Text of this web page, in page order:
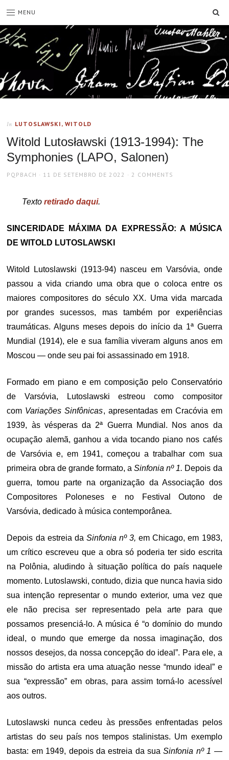
MENU
In LUTOSLAWSKI, WITOLD
Witold Lutosławski (1913-1994): The
Symphonies (LAPO, Salonen)
AUTHOR
PQPBACH
POSTED
11 DE SETEMBRO DE 2022 2 COMMENTS
Textoretirado daqui.
SINCERIDADE MÁXIMA DA EXPRESSÃO: A MÚSICA
DE WITOLD LUTOSLAWSKI
Witold Lutoslawski (1913-94) nasceu em Varsóvia, onde
passou a vida criando uma obra que o coloca entre os
maiores compositores do século XX. Uma vida marcada
por grandes sucessos, mas também por experiências
traumáticas. Alguns meses depois do início da 1ª Guerra
Mundial (1914), ele e sua família viveram alguns anos em
Moscou — onde seu pai foi assassinado em 1918.
Formado em piano e em composição pelo Conservatório
de Varsóvia, Lutoslawski estreou como compositor
com Variações Sinfônicas, apresentadas em Cracóvia em
1939, às vésperas da 2ª Guerra Mundial. Nos anos da
ocupação alemã, ganhou a vida tocando piano nos cafés
de Varsóvia e, em 1941, começou a trabalhar com sua
primeira obra de grande formato, aSinfonia nº 1. Depois da
guerra, tomou parte na organização da Associação dos
Compositores Poloneses e no Festival Outono de
Varsóvia, dedicado à música contemporânea.
Depois da estreia da Sinfonia nº 3, em Chicago, em 1983,
um crítico escreveu que a obra só poderia ter sido escrita
na Polônia, aludindo à situação política do país naquele
momento. Lutoslawski, contudo, dizia que nunca havia sido
sua intenção representar o mundo exterior, uma vez que
ele não precisa ser representado pela arte para que
possamos presenciá-lo. A música é “o domínio do mundo
ideal, o mundo que emerge da nossa imaginação, dos
nossos desejos, da nossa concepção do ideal”. Para ele, a
missão do artista era uma atuação nesse “mundo ideal” e
sua “expressão” em obras, para assim torná-lo acessível
aos outros.
Lutoslawski nunca cedeu às pressões enfrentadas pelos
artistas do seu país nos tempos stalinistas. Um exemplo
basta: em 1949, depois da estreia da suaSinfonia nº 1 —